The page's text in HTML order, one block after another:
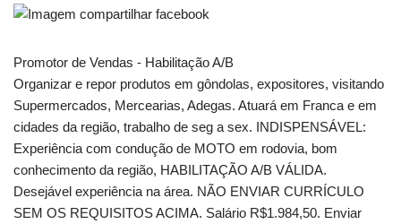
Promotor de Vendas - Habilitação A/B
Organizar e repor produtos em gôndolas, expositores, visitando
Supermercados, Mercearias, Adegas. Atuará em Franca e em
cidades da região, trabalho de seg a sex. INDISPENSÁVEL:
Experiência com condução de MOTO em rodovia, bom
conhecimento da região, HABILITAÇÃO A/B VÁLIDA.
Desejável experiência na área. NÃO ENVIAR CURRÍCULO
SEM OS REQUISITOS ACIMA. Salário R$1.984,50. Enviar